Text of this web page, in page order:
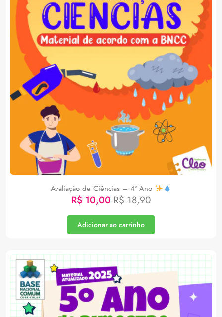
Avaliação de Ciências – 4º Ano
R$ 10,00 R$18,90
Adicionar ao carrinho